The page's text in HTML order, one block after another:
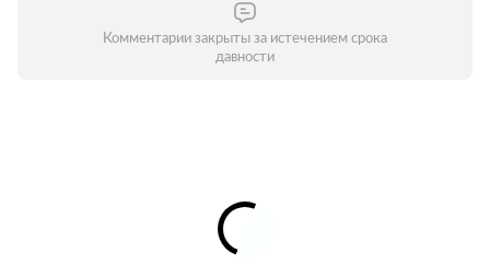
Комментарии закрыты за истечением срока
давности